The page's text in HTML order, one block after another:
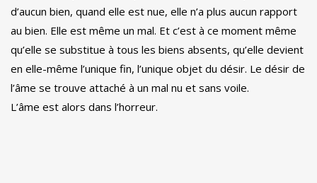
d’aucun bien, quand elle est nue, elle n’a plus aucun rapport
au bien. Elle est même un mal. Et c’est à ce moment même
qu’elle se substitue à tous les biens absents, qu’elle devient
en elle-même l’unique fin, l’unique objet du désir. Le désir de
l’âme se trouve attaché à un mal nu et sans voile.
L’âme est alors dans l’horreur.